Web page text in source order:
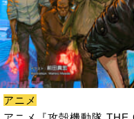
アニメ